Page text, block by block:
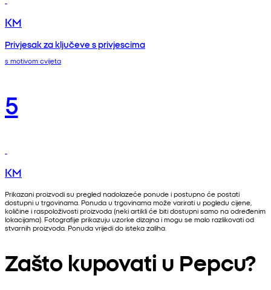
KM
Privjesak za ključeve s privjescima
s motivom cvijeta
5
KM
Prikazani proizvodi su pregled nadolazeće ponude i postupno će postati
dostupni u trgovinama. Ponuda u trgovinama može varirati u pogledu cijene,
količine i raspoloživosti proizvoda (neki artikli će biti dostupni samo na određenim
lokacijama). Fotografije prikazuju uzorke dizajna i mogu se malo razlikovati od
stvarnih proizvoda. Ponuda vrijedi do isteka zaliha.
Zašto kupovati u Pepcu?